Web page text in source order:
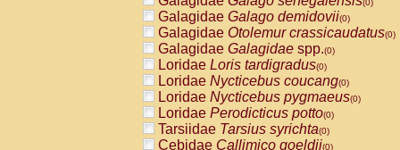
(0)
Galagidae Galago demidovii(0)
Galagidae Otolemur crassicaudatus(0)
Galagidae Galagidae spp.(0)
Loridae Loris tardigradus(0)
Loridae Nycticebus coucang(0)
Loridae Nycticebus pygmaeus(0)
Loridae Perodicticus potto(0)
Tarsiidae Tarsius syrichta(0)
Cebidae Callimico goeldii(0)